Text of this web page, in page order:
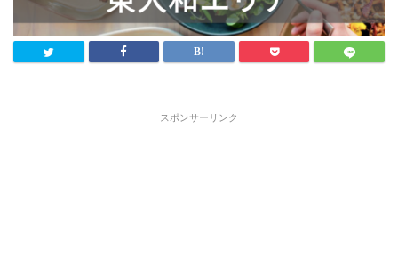
スポンサーリンク